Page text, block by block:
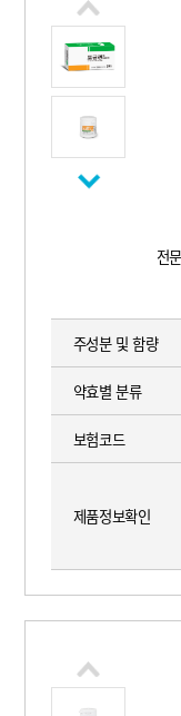
전
주성분 및 함량
약효별 분류
보험코드
제품정보확인